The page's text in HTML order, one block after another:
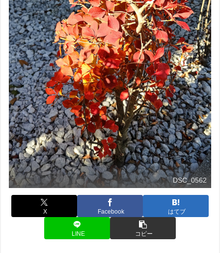
DSC_0562
X Facebook はてブ
LINE コピー